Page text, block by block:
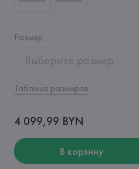
Размер:
Выберите размер
Таблица размеров
4 099,99 BYN
В корзину